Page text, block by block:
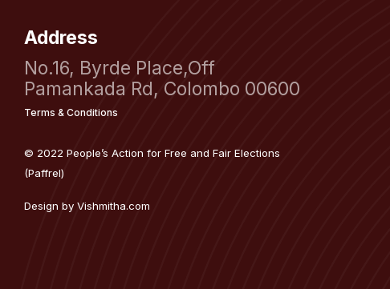
Address
No.16, Byrde Place,Off
Pamankada Rd, Colombo 00600
Terms & Conditions
© 2022 People’s Action for Free and Fair Elections
(Paffrel)
Design by Vishmitha.com